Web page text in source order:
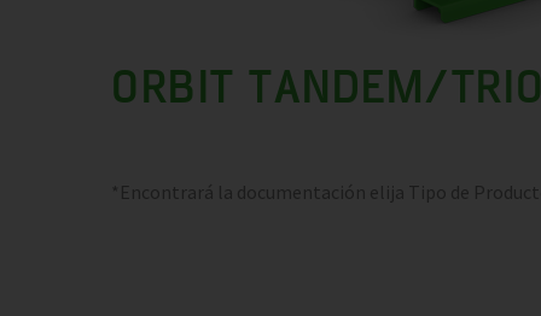
ORBIT TANDEM/
*Encontrará la documentación elija Tipo de